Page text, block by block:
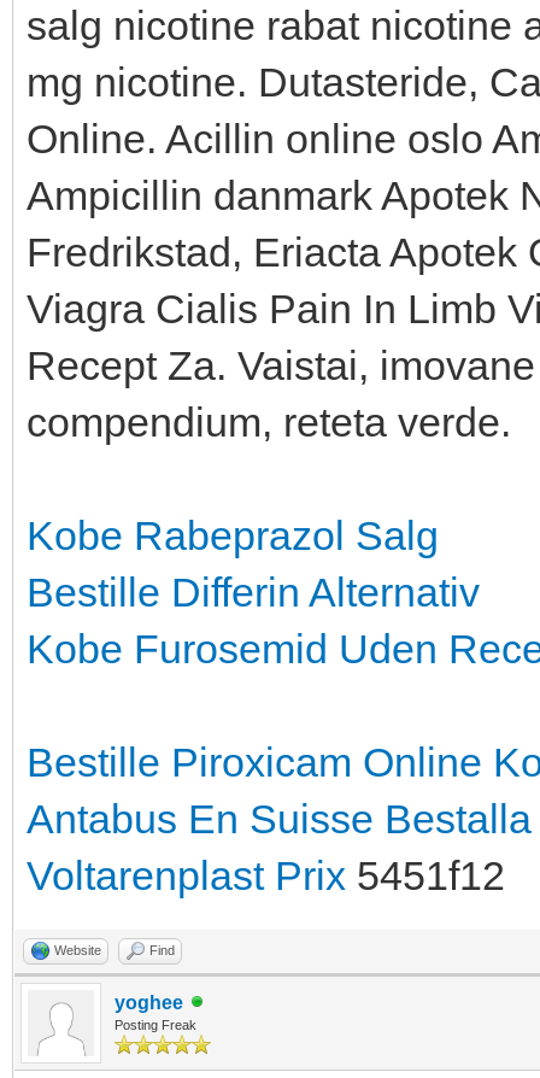
salg nicotine rabat nicotine
mg nicotine. Dutasteride,
Online. Acillin online oslo
Ampicillin danmark Apotek
Fredrikstad, Eriacta
Viagra Cialis Pain In Limb
Recept Za. Vaistai,
compendium, reteta verde.
Kobe Rabeprazol Salg
Bestille Differin Alternativ
Kobe Furosemid Uden
Bestille Piroxicam Online
Antabus En Suisse
Voltarenplast Prix 5451f12
Website Find
yoghee
Posting Freak